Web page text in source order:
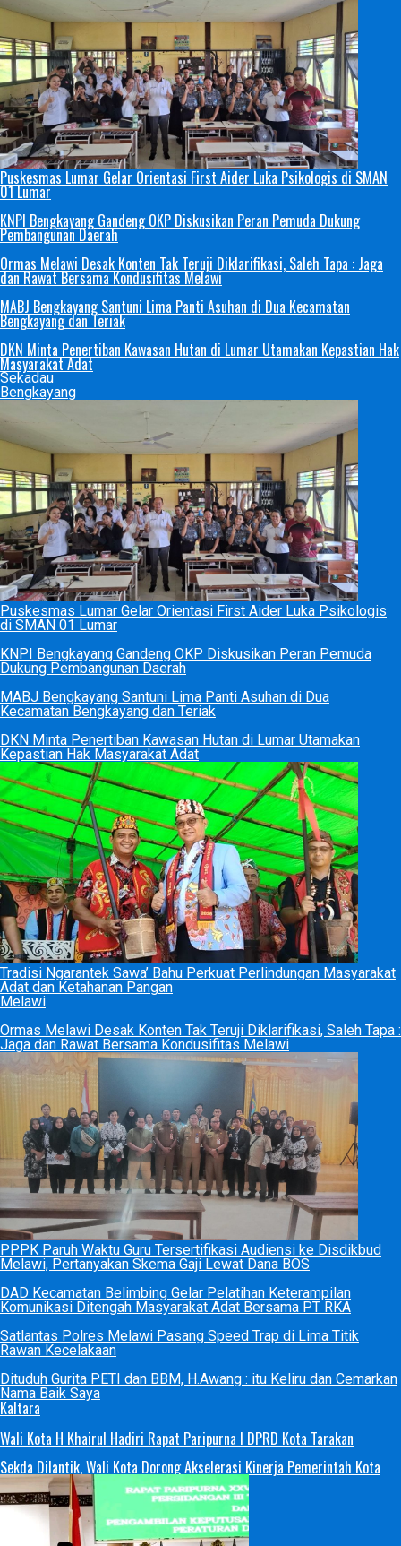
Puskesmas Lumar Gelar Orientasi First Aider Luka Psikologis di SMAN
01 Lumar
KNPI Bengkayang Gandeng OKP Diskusikan Peran Pemuda Dukung
Pembangunan Daerah
Ormas Melawi Desak Konten Tak Teruji Diklarifikasi, Saleh Tapa : Jaga
dan Rawat Bersama Kondusifitas Melawi
MABJ Bengkayang Santuni Lima Panti Asuhan di Dua Kecamatan
Bengkayang dan Teriak
DKN Minta Penertiban Kawasan Hutan di Lumar Utamakan Kepastian Hak
Masyarakat Adat
Sekadau
Bengkayang
Puskesmas Lumar Gelar Orientasi First Aider Luka Psikologis
di SMAN 01 Lumar
KNPI Bengkayang Gandeng OKP Diskusikan Peran Pemuda
Dukung Pembangunan Daerah
MABJ Bengkayang Santuni Lima Panti Asuhan di Dua
Kecamatan Bengkayang dan Teriak
DKN Minta Penertiban Kawasan Hutan di Lumar Utamakan
Kepastian Hak Masyarakat Adat
Tradisi Ngarantek Sawa’ Bahu Perkuat Perlindungan Masyarakat
Adat dan Ketahanan Pangan
Melawi
Ormas Melawi Desak Konten Tak Teruji Diklarifikasi, Saleh Tapa :
Jaga dan Rawat Bersama Kondusifitas Melawi
PPPK Paruh Waktu Guru Tersertifikasi Audiensi ke Disdikbud
Melawi, Pertanyakan Skema Gaji Lewat Dana BOS
DAD Kecamatan Belimbing Gelar Pelatihan Keterampilan
Komunikasi Ditengah Masyarakat Adat Bersama PT RKA
Satlantas Polres Melawi Pasang Speed Trap di Lima Titik
Rawan Kecelakaan
Dituduh Gurita PETI dan BBM, H.Awang : itu Keliru dan Cemarkan
Nama Baik Saya
Kaltara
Wali Kota H Khairul Hadiri Rapat Paripurna I DPRD Kota Tarakan
Sekda Dilantik, Wali Kota Dorong Akselerasi Kinerja Pemerintah Kota